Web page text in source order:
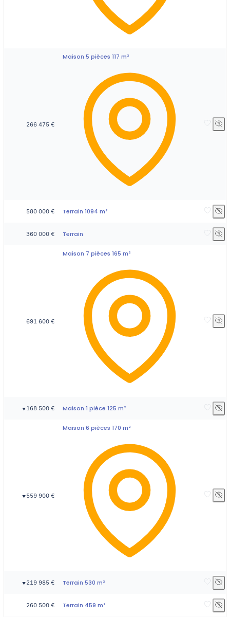
266 475 €
Maison 5 pièces 117 m²
580 000 € Terrain 1094 m²
360 000 € Terrain
691 600 €
Maison 7 pièces 165 m²
▼ 168 500 € Maison 1 pièce 125 m²
▼ 559 900 €
Maison 6 pièces 170 m²
▼ 219 985 € Terrain 530 m²
260 500 € Terrain 459 m²